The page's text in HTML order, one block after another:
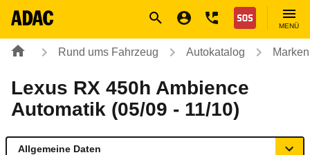
Nothilfe
MENÜ
Rund ums Fahrzeug Autokatalog
Lexus RX 450h Ambience
Automatik (05/09 - 11/10)
Allgemeine Daten